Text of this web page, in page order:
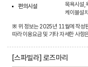
편의시설
목욕시설,
케이블설
※ 위 정보는 2025년 11월에 작성
따라 이용요금 및 기타 자세한 사항
[스파빌라] 로즈마리